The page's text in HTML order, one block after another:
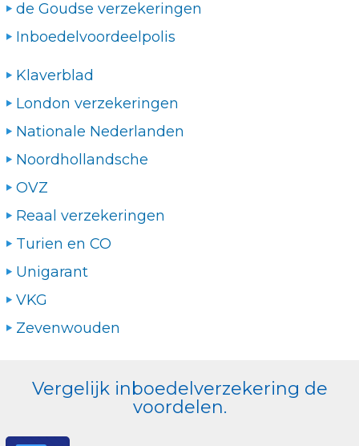
de Goudse verzekeringen
Inboedelvoordeelpolis
Klaverblad
London verzekeringen
Nationale Nederlanden
Noordhollandsche
OVZ
Reaal verzekeringen
Turien en CO
Unigarant
VKG
Zevenwouden
Vergelijk inboedelverzekering de
voordelen.